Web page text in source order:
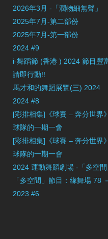
2026年3月 -「潤物細無聲」
2025年7月-第二部份
2025年7月-第一部份
2024 #9
i-舞蹈節 (香港 ) 2024 節目豐
請即行動!!
馬才和的舞蹈展覽(三) 2024
2024 #8
[彩排相集]《球賽 – 奔分世界
球隊的一期一會
[彩排相集]《球賽 – 奔分世界
球隊的一期一會
2024 運動舞蹈劇場 -「多空間
「多空間」節目：緣舞場 78
2023 #6